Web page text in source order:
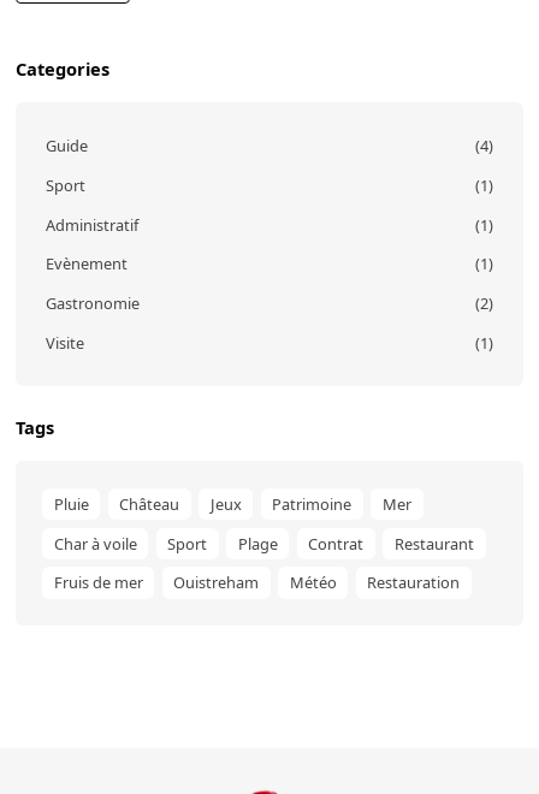
Categories
Guide
(4)
Sport
(1)
Administratif
(1)
Evènement
(1)
Gastronomie
(2)
Visite
(1)
Tags
Pluie Château Jeux Patrimoine
Mer
Char à voile
Sport Plage Contrat
Restaurant
Fruis de mer
Ouistreham Météo Restauration